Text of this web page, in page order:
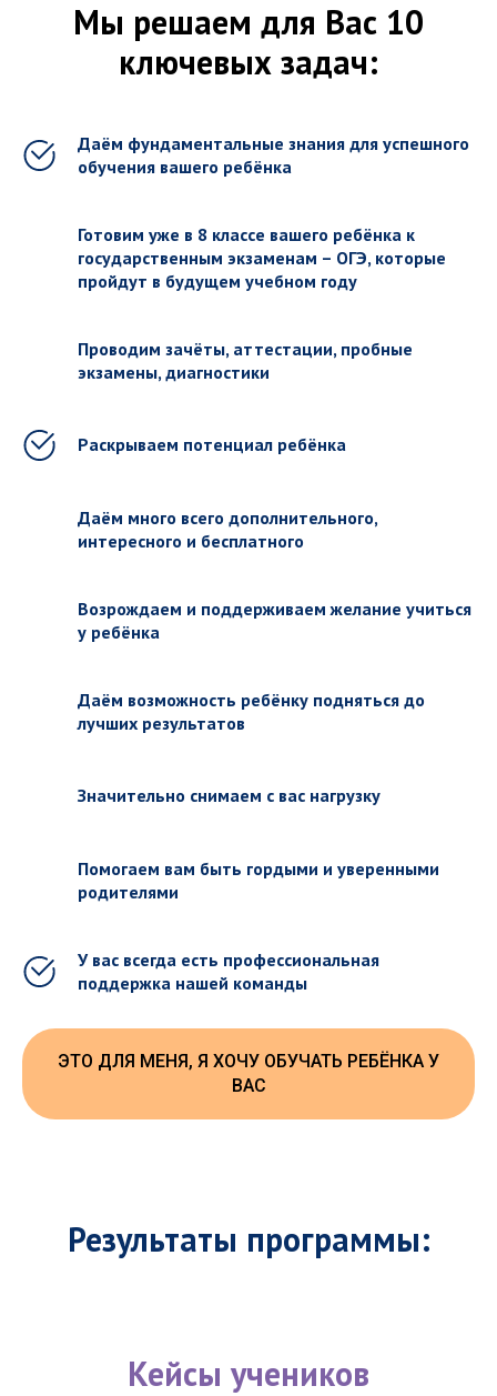
Мы решаем для Вас 10
ключевых задач:
Даём фундаментальные знания для успешного
обучения вашего ребёнка
Готовим уже в 8 классе вашего ребёнка к
государственным экзаменам – ОГЭ, которые
пройдут в будущем учебном году
Проводим зачёты, аттестации, пробные
экзамены, диагностики
Раскрываем потенциал ребёнка
Даём много всего дополнительного,
интересного и бесплатного
Возрождаем и поддерживаем желание учиться
у ребёнка
Даём возможность ребёнку подняться до
лучших результатов
Значительно снимаем с вас нагрузку
Помогаем вам быть гордыми и уверенными
родителями
У вас всегда есть профессиональная
поддержка нашей команды
ЭТО ДЛЯ МЕНЯ, Я ХОЧУ ОБУЧАТЬ РЕБЁНКА У
ВАС
Результаты программы:
Кейсы учеников